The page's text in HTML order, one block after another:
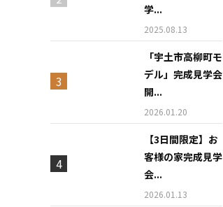
学...
2025.08.13
「宇土市高柳町モ
デル」完成見学会
開...
2026.01.20
【3日間限定】お
客様の家完成見学
会...
2026.01.13